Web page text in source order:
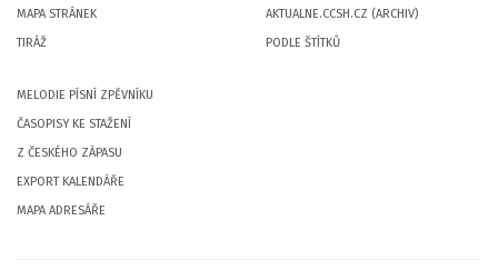
MAPA STRÁNEK
TIRÁŽ
AKTUALNE.CCSH.CZ (ARCHIV)
PODLE ŠTÍTKŮ
MELODIE PÍSNÍ ZPĚVNÍKU
ČASOPISY KE STAŽENÍ
Z ČESKÉHO ZÁPASU
EXPORT KALENDÁŘE
MAPA ADRESÁŘE